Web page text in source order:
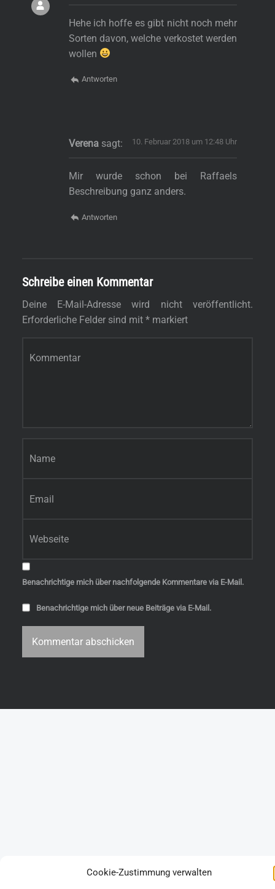
Cookie-Zustimmung verwalten
Hehe ich hoffe es gibt nicht noch mehr
Sorten davon, welche verkostet werden
wollen
Antworten
Verena sagt: 10. Februar 2018 um 12:48 Uhr
Mir wurde schon bei Raffaels
Beschreibung ganz anders.
Antworten
Schreibe einen Kommentar
Deine E-Mail-Adresse wird nicht veröffentlicht.
Erforderliche Felder sind mit *markiert
Benachrichtige mich über nachfolgende Kommentare via E-Mail.
Benachrichtige mich über neue Beiträge via E-Mail.